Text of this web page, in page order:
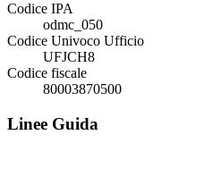
Codice IPA
odmc_050
Codice Univoco Ufficio
UFJCH8
Codice fiscale
80003870500
Linee Guida